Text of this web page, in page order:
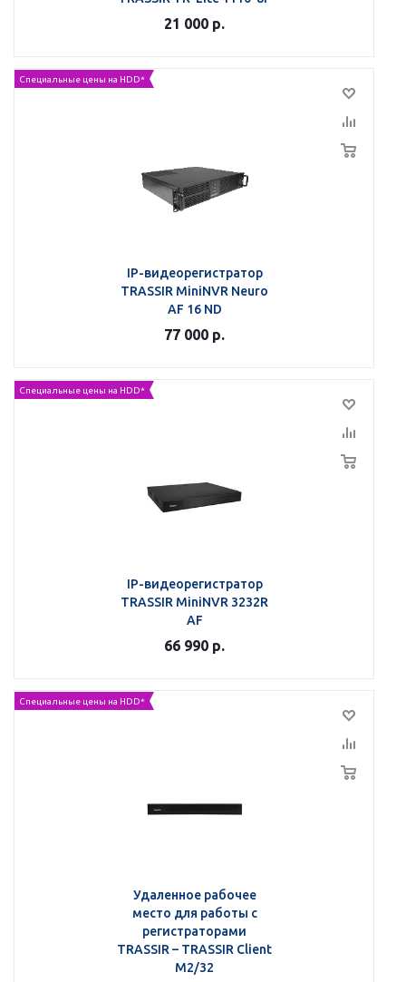
21 000 р.
Специальные цены на HDD*
IP-видеорегистратор
TRASSIR MiniNVR Neuro
AF 16 ND
77 000 р.
Специальные цены на HDD*
IP-видеорегистратор
TRASSIR MiniNVR 3232R
AF
66 990 р.
Специальные цены на HDD*
Удаленное рабочее
место для работы с
регистраторами
TRASSIR – TRASSIR Client
M2/32